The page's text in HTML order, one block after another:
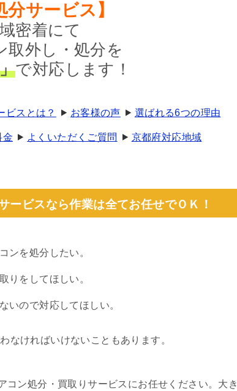
分サービス】
密着にて
取外し・処分を
で対応します！
ビスとは？ お客様の声 選ばれる6つの理由
金 よくいただくご質問 京都府対応地域
ービスなら作業は全てお任せでＯＫ！
ンを処分したい。
りをしてほしい。
いので対応してほしい。
なければいけないこともあります。
ン処分・買取りサービスにお任せください。大き